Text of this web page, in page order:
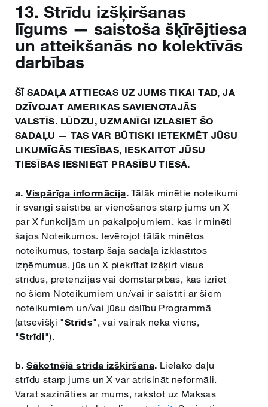
13. Strīdu izšķiršanas
līgums — saistoša šķīrējtiesa
un atteikšanās no kolektīvās
darbības
ŠĪ SADAĻA ATTIECAS UZ JUMS TIKAI TAD, JA
DZĪVOJAT AMERIKAS SAVIENOTAJĀS
VALSTĪS. LŪDZU, UZMANĪGI IZLASIET ŠO
SADAĻU — TAS VAR BŪTISKI IETEKMĒT JŪSU
LIKUMĪGĀS TIESĪBAS, IESKAITOT JŪSU
TIESĪBAS IESNIEGT PRASĪBU TIESĀ.
a.Vispārīga informācija.Tālāk minētie noteikumi
ir svarīgi saistībā ar vienošanos starp jums un X
par X funkcijām un pakalpojumiem, kas ir minēti
šajos Noteikumos. Ievērojot tālāk minētos
noteikumus, tostarp šajā sadaļā izklāstītos
izņēmumus, jūs un X piekrītat izšķirt visus
strīdus, pretenzijas vai domstarpības, kas izriet
no šiem Noteikumiem un/vai ir saistīti ar šiem
noteikumiem un/vai jūsu dalību Programmā
(atsevišķi "Strīds", vai vairāk nekā viens,
"Strīdi").
b.Sākotnējā strīda izšķiršana. Lielāko daļu
strīdu starp jums un X var atrisināt neformāli.
Varat sazināties ar mums, rakstot uz Maksas